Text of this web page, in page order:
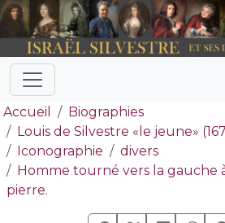
Accueil
Biographies
Louis de Silvestre «le jeune»
Iconographie
divers
Homme tourné vers la gauche
pierre.